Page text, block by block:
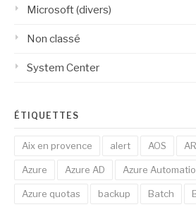
Microsoft (divers)
Non classé
System Center
ÉTIQUETTES
Aix en provence alert AOS
Azure Azure AD Azure
Azure quotas backup Batch